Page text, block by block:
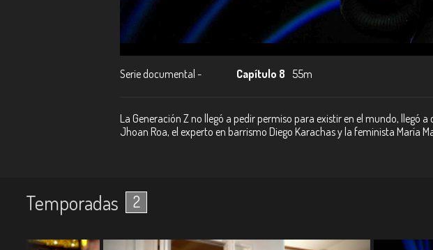
Serie documental - Capítulo 8 55m
La Generación Z no llegó a pedir permiso para existir en el mundo, llegó
Jhoan Roa, el experto en barrismo Diego Karachas y la feminista María
Temporadas 2